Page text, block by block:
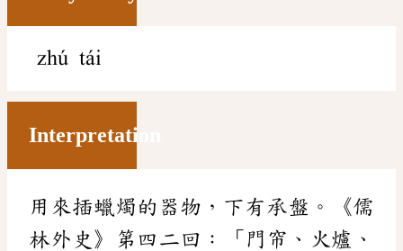
zhú tái
Interpretation
用來插蠟燭的器物，下有承盤。《儒
林外史》第四二回：「門帘、火爐、